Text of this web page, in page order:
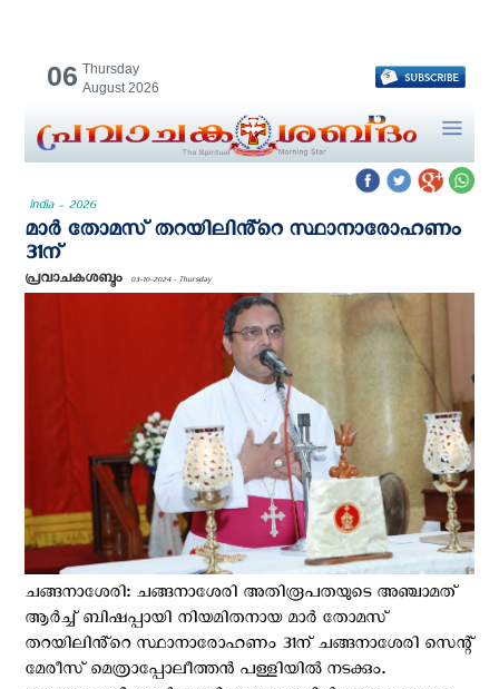
06 Thursday
August 2026
India - 2026
മാർ തോമസ് തറയിലിൻ്റെ സ്ഥാനാരോഹണം
31ന്
പ്രവാചകശബ്ദം 03-10-2024 - Thursday
ചങ്ങനാശേരി: ചങ്ങനാശേരി അതിരൂപതയുടെ അഞ്ചാമത്
ആർച്ച്‌ ബിഷപ്പായി നിയമിതനായ മാർ തോമസ്
തറയിലിൻ്റെ സ്ഥാനാരോഹണം 31ന് ചങ്ങനാശേരി സെന്റ്
മേരീസ് മെത്രാപ്പോലീത്തൻ പള്ളിയിൽ നടക്കും.